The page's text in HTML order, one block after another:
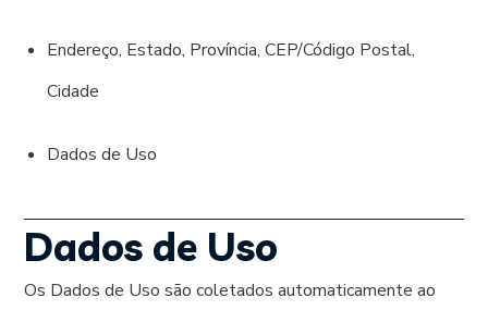
Endereço, Estado, Província, CEP/Código Postal,
Cidade
Dados de Uso
Dados de Uso
Os Dados de Uso são coletados automaticamente ao